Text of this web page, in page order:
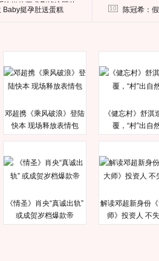
媒体要求删掉这照片
Baby挺孕肚送蛋糕 10 陈冠希：
邓超携《乘风破浪》登陆
快本 现场释放表情包
《健忘村》舒淇
覆，“村”出自
《情圣》肖央“真诚出轨”
或成贺岁档爆款帝
解读邓超新身份
师》投资人 不